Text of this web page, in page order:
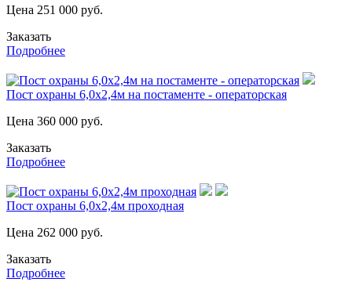
Цена 251 000 руб.
Заказать
Подробнее
Пост охраны 6,0х2,4м на постаменте - операторская
Цена 360 000 руб.
Заказать
Подробнее
Пост охраны 6,0х2,4м проходная
Цена 262 000 руб.
Заказать
Подробнее